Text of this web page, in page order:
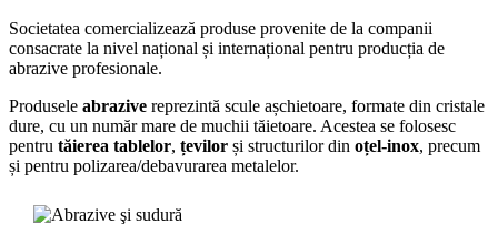
Societatea comercializează produse provenite de la companii
consacrate la nivel național și internațional pentru producția de
abrazive profesionale.
Produsele abrazive reprezintă scule așchietoare, formate din cristale
dure, cu un număr mare de muchii tăietoare. Acestea se folosesc
pentru tăierea tablelor, țevilor și structurilor din oțel-inox, precum
și pentru polizarea/debavurarea metalelor.